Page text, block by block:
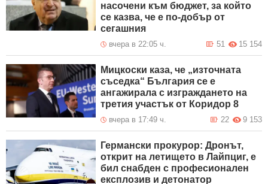
насочени към бюджет, за който
се казва, че е по-добър от
сегашния
вчера в 22:05 ч. 15 154
51
Мицкоски каза, че „източната
съседка“ България се е
ангажирала с изграждането на
третия участък от Коридор 8
вчера в 17:49 ч. 9 153
22
Германски прокурор: Дронът,
открит на летището в Лайпциг, е
бил снабден с професионален
експлозив и детонатор